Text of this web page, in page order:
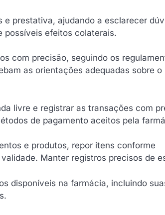
prestativa, ajudando a esclarecer
possíveis efeitos colaterais.
com precisão, seguindo os
as orientações adequadas sobre o
livre e registrar as transações com
de pagamento aceitos pela
e produtos, repor itens conforme
Manter registros precisos de
disponíveis na farmácia, incluindo